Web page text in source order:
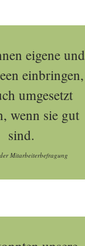
eigene und
einbringen,
umgesetzt
wenn sie gut
sind.
Mitarbeiterbefragung